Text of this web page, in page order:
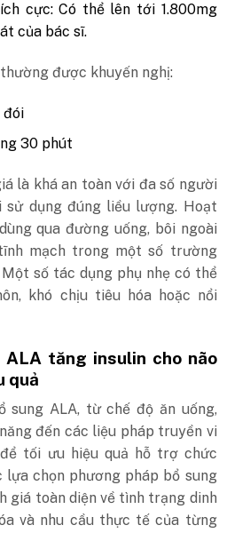
cực:Có thể lên tới 1.800mg
của bác sĩ.
được khuyến nghị:
đói
30 phút
là khá an toàn với đa số người
dụng đúng liều lượng. Hoạt
qua đường uống, bôi ngoài
mạch trong một số trường
số tác dụng phụ nhẹ có thể
khó chịu tiêu hóa hoặc nổi
ALA tăng insulin cho não
quả
sung ALA, từ chế độ ăn uống,
đến các liệu pháp truyền vi
tối ưu hiệu quả hỗ trợ chức
lựa chọn phương pháp bổ sung
giá toàn diện về tình trạng dinh
và nhu cầu thực tế của từng